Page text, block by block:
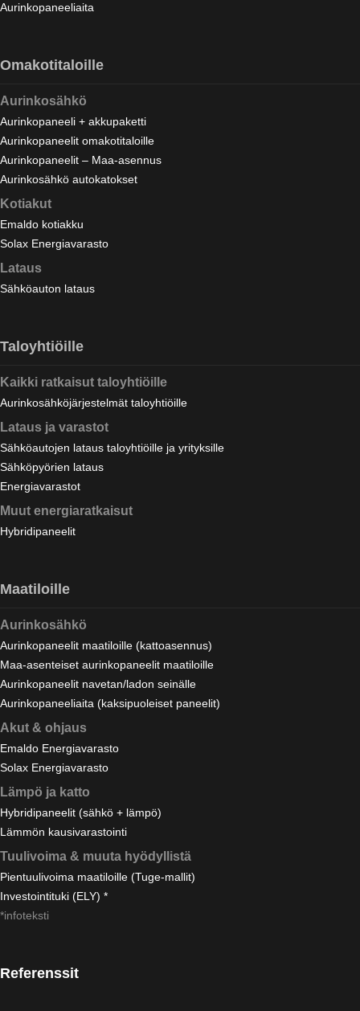
Aurinkopaneeliaita
Omakotitaloille
Aurinkosähkö
Aurinkopaneeli + akkupaketti
Aurinkopaneelit omakotitaloille
Aurinkopaneelit – Maa-asennus
Aurinkosähkö autokatokset
Kotiakut
Emaldo kotiakku
Solax Energiavarasto
Lataus
Sähköauton lataus
Taloyhtiöille
Kaikki ratkaisut taloyhtiöille
Aurinkosähköjärjestelmät taloyhtiöille
Lataus ja varastot
Sähköautojen lataus taloyhtiöille ja yrityksille
Sähköpyörien lataus
Energiavarastot
Muut energiaratkaisut
Hybridipaneelit
Maatiloille
Aurinkosähkö
Aurinkopaneelit maatiloille (kattoasennus)
Maa-asenteiset aurinkopaneelit maatiloille
Aurinkopaneelit navetan/ladon seinälle
Aurinkopaneeliaita (kaksipuoleiset paneelit)
Akut & ohjaus
Emaldo Energiavarasto
Solax Energiavarasto
Lämpö ja katto
Hybridipaneelit (sähkö + lämpö)
Lämmön kausivarastointi
Tuulivoima & muuta hyödyllistä
Pientuulivoima maatiloille (Tuge-mallit)
Investointituki (ELY) *
*infoteksti
Referenssit